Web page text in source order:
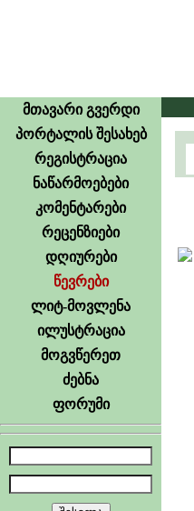
მთავარი გვერდი
პორტალის შესახებ
რეგისტრაცია
ნაწარმოებები
კომენტარები
რეცენზიები
დღიურები
წევრები
ლიტ-მოვლენა
ილუსტრაცია
მოგვწერეთ
ძებნა
ფორუმი